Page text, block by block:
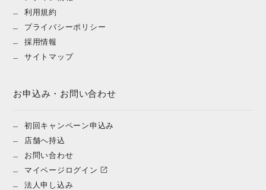
利用規約
プライバシーポリシー
採用情報
サイトマップ
お申込み・お問い合わせ
初回キャンペーン申込み
店舗へ持込
お問い合わせ
マイページログイン
法人申し込み